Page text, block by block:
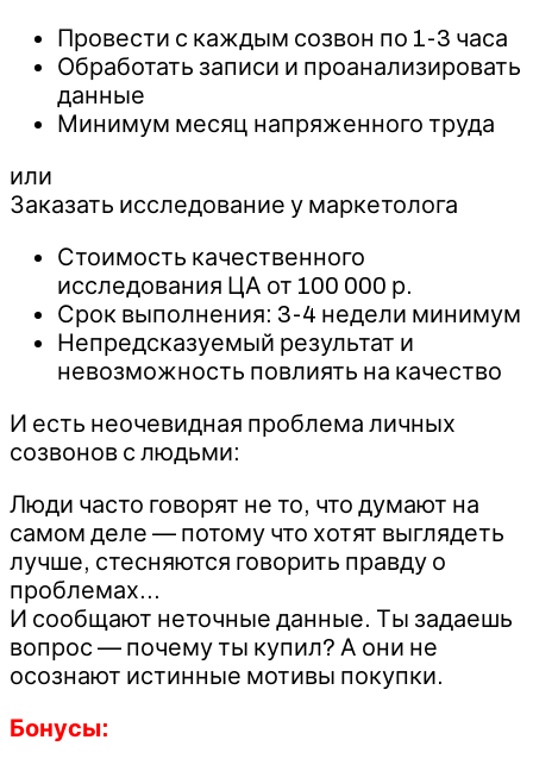
Провести с каждым созвон по 1-3 часа
Обработать записи и проанализировать
данные
Минимум месяц напряженного труда
или
Заказать исследование у маркетолога
Стоимость качественного
исследования ЦА от 100 000 р.
Срок выполнения: 3-4 недели минимум
Непредсказуемый результат и
невозможность повлиять на качество
И есть неочевидная проблема личных
созвонов с людьми:
Люди часто говорят не то, что думают на
самом деле — потому что хотят выглядеть
лучше, стесняются говорить правду о
проблемах…
И сообщают неточные данные. Ты задаешь
вопрос — почему ты купил? А они не
осознают истинные мотивы покупки.
Бонусы: